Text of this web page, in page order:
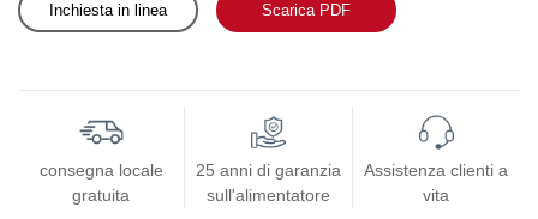
Inchiesta in linea Scarica PDF
consegna locale
gratuita
25 anni di garanzia
sull'alimentatore
Assistenza clienti a
vita